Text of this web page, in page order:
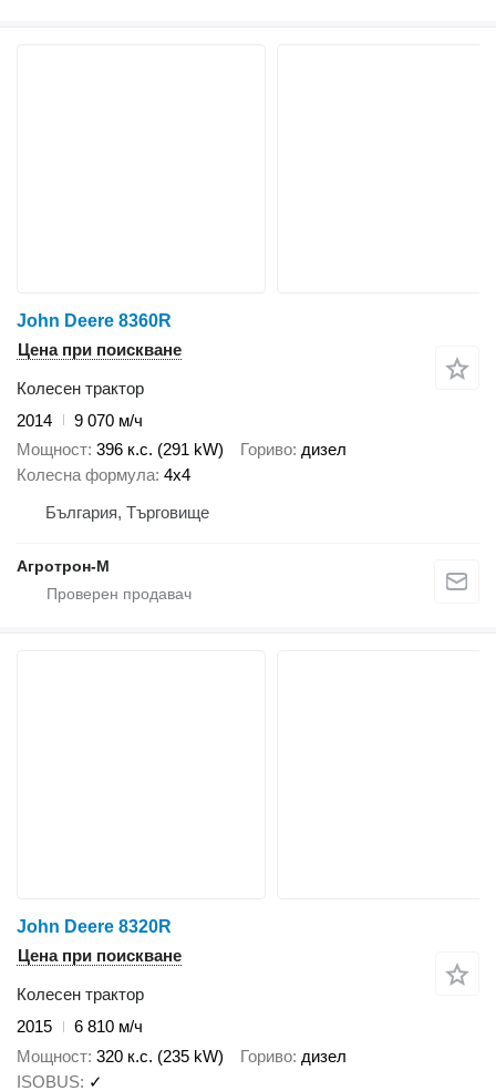
John Deere 8360R
Цена при поискване
Колесен трактор
2014
9 070 м/ч
Мощност 396 к.с. (291 kW) Гориво дизел
Колесна формула 4x4
България, Търговище
Агротрон-М
John Deere 8320R
Цена при поискване
Колесен трактор
2015
6 810 м/ч
Мощност 320 к.с. (235 kW) Гориво дизел
ISOBUS ✓